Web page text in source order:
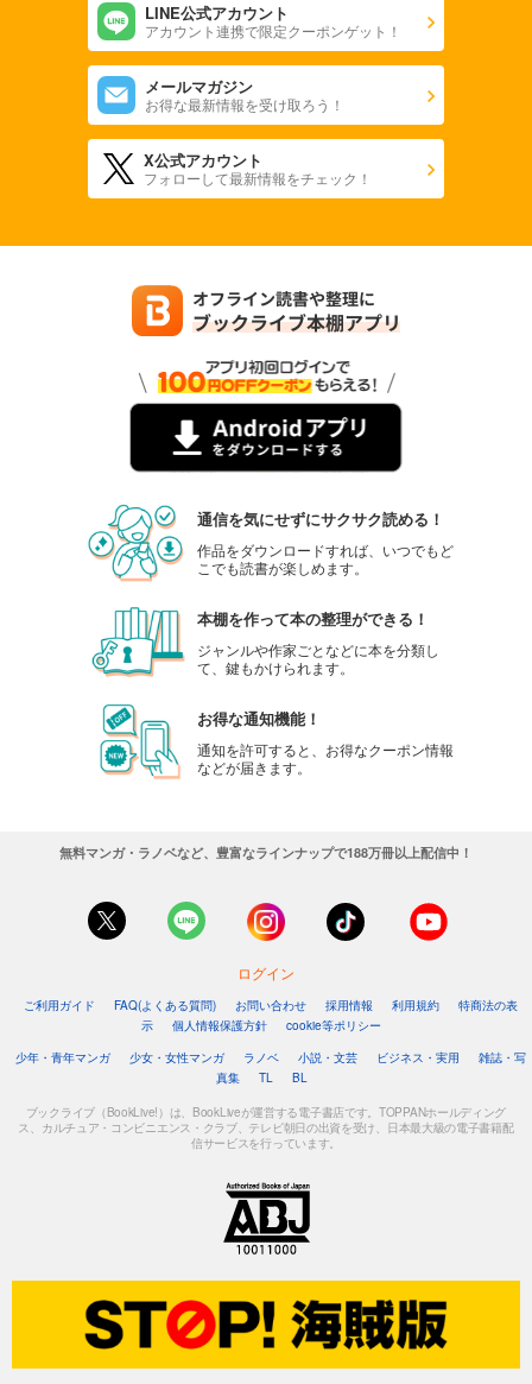
LINE公式アカウント
アカウント連携で限定クーポンゲット！
メールマガジン
お得な最新情報を受け取ろう！
X公式アカウント
フォローして最新情報をチェック！
通信を気にせずにサクサク読める！
作品をダウンロードすれば、いつでもど
こでも読書が楽しめます。
本棚を作って本の整理ができる！
ジャンルや作家ごとなどに本を分類し
て、鍵もかけられます。
お得な通知機能！
通知を許可すると、お得なクーポン情報
などが届きます。
無料マンガ・ラノベなど、豊富なラインナップで188万冊以上配信中！
ログイン
ご利用ガイド FAQ(よくある質問) お問い合わせ 採用情報 利用規約
特商法の表
示
個人情報保護方針
cookie等ポリシー
少年・青年マンガ
少女・女性マンガ ラノベ 小説・文芸 ビジネス・実用
雑誌・写
真集
TL BL
ブックライブ（BookLive!）は、BookLiveが運営する電子書店です。TOPPANホールディング
ス、カルチュア・コンビニエンス・クラブ、テレビ朝日の出資を受け、日本最大級の電子書籍配
信サービスを行っています。